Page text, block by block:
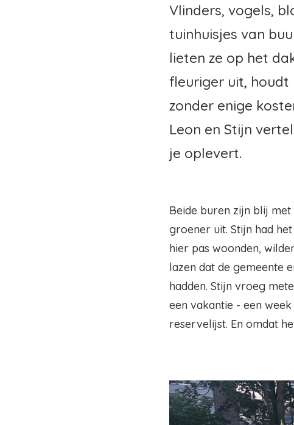
Vlinders, vogels,
tuinhuisjes van
lieten ze op het
fleuriger uit,
zonder enige
Leon en Stijn
je oplevert.
Beide buren zijn blij
groener uit. Stijn had
hier pas woonden,
lazen dat de gemeente
hadden. Stijn vroeg
een vakantie - een
reservelijst. En omdat